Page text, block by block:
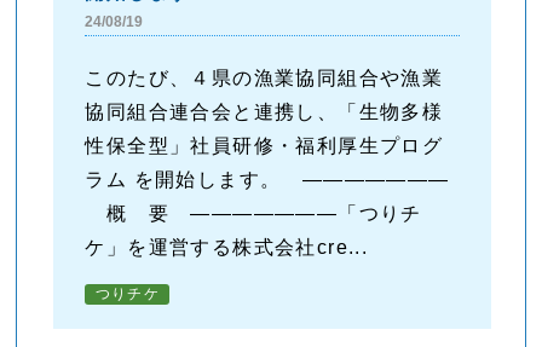
24/08/19
このたび、４県の漁業協同組合や漁業
協同組合連合会と連携し、「生物多様
性保全型」社員研修・福利厚生プログ
ラム を開始します。 ―――――――
概 要 ―――――――「つりチ
ケ」を運営する株式会社cre...
つりチケ